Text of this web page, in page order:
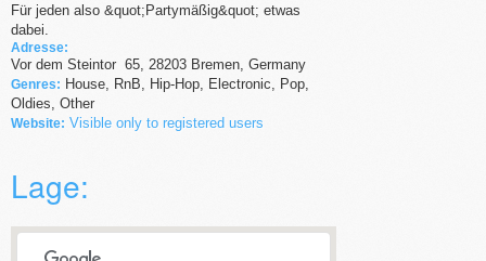
Für jeden also &quot;Partymäßig&quot; etwas
dabei.
Adresse:
Vor dem Steintor 65, 28203 Bremen, Germany
Genres: House, RnB, Hip-Hop, Electronic, Pop,
Oldies, Other
Website: Visible only to registered users
Lage: